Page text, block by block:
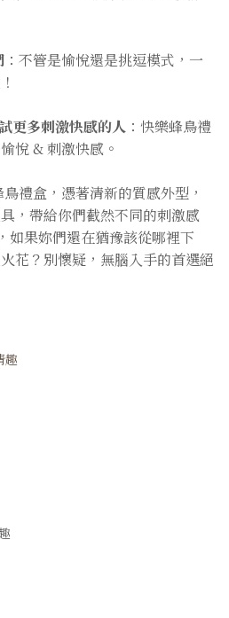
：不管是愉悅還是挑逗模式，一
更多刺激快感的人 ：快樂蜂鳥禮
悅 & 刺激快感。
禮盒，憑著清新的質感外型，
，帶給你們截然不同的刺激感
如果妳們還在猶豫該從哪裡下
花？別懷疑，無腦入手的首選絕